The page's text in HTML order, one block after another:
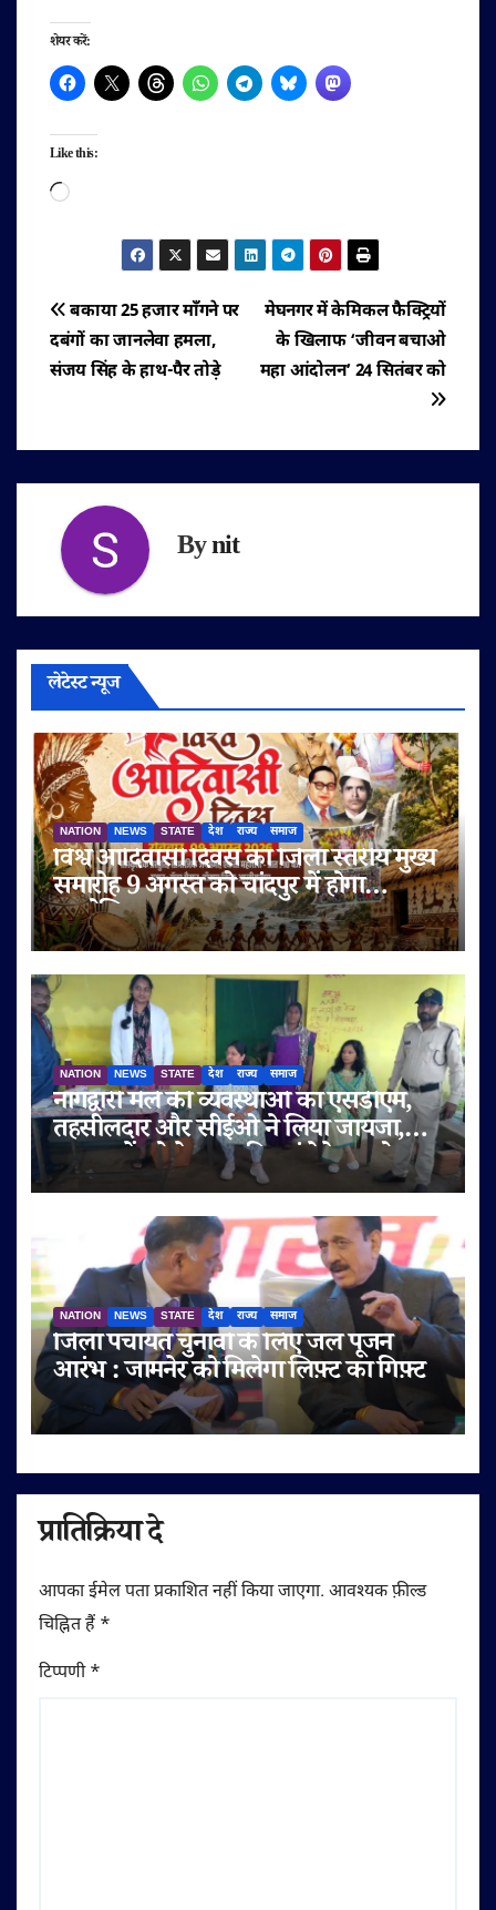
शेयर करें:
Like this:
Loading…
पोस्ट
नेविगेशन
मेघनगर में केमिकल फैक्ट्रियों
के खिलाफ ‘जीवन बचाओ
महा आंदोलन’ 24 सितंबर को
बकाया 25 हजार माँगने पर
दबंगों का जानलेवा हमला,
संजय सिंह के हाथ-पैर तोड़े
Bynit
लेटेस्ट न्यूज
NATION NEWS STATE देश राज्य समाज
विश्व आदिवासी दिवस का जिला स्तरीय मुख्य
समारोह 9 अगस्त को चांदपुर में होगा
आयोजित
NATION NEWS STATE देश राज्य समाज
नागद्वारी मेले की व्यवस्थाओं का एसडीएम,
तहसीलदार और सीईओ ने लिया जायजा,
श्रद्धालुओं को बेहतर सुविधाएं देने पर जोर
NATION NEWS STATE देश राज्य समाज
जिला पंचायत चुनावों के लिए जल पूजन
आरंभ : जामनेर को मिलेगा लिफ़्ट का गिफ़्ट
प्रातिक्रिया दे
आपका ईमेल पता प्रकाशित नहीं किया जाएगा. आवश्यक फ़ील्ड
चिह्नित हैं *
टिप्पणी*